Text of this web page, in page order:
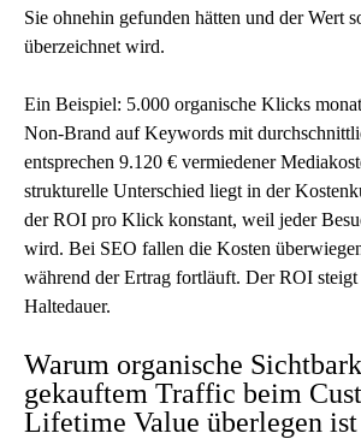
Sie ohnehin gefunden hätten und der Wert
überzeichnet wird.
Ein Beispiel: 5.000 organische Klicks
Non-Brand auf Keywords mit
entsprechen 9.120 € vermiedener
strukturelle Unterschied liegt in der
der ROI pro Klick konstant, weil jeder
wird. Bei SEO fallen die Kosten
während der Ertrag fortläuft. Der ROI steigt
Haltedauer.
Warum organische
gekauftem Traffic beim
Lifetime Value überlegen ist